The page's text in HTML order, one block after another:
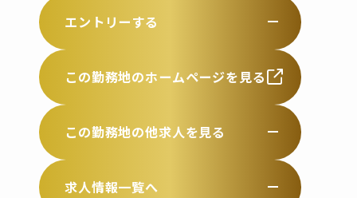
エントリーする
この勤務地のホームページを見る
この勤務地の他求人を見る
求人情報一覧へ